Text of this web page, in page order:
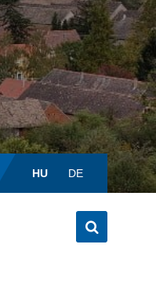
Válasszon
nyelvet:
HU DE